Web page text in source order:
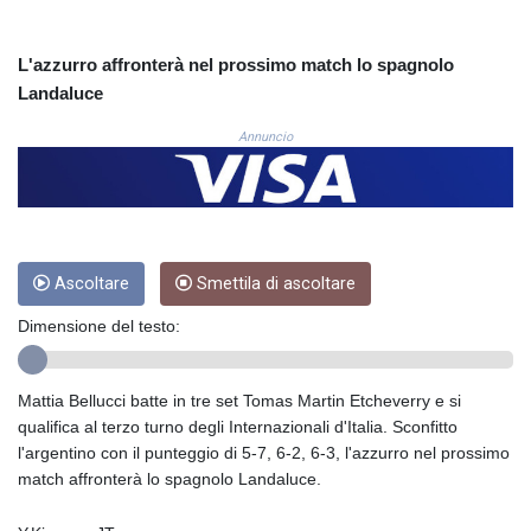
CRC 525.509359
CVE 110.646682
CZK 24.258158
DJF 205.46888
DZD 153.688625
EGP 57.293288
FKP 0.859288
GBP 0.856968
GEL 3.017966
GGP 0.859288
L'azzurro affronterà nel prossimo match lo spagnolo
Landaluce
Annuncio
Ascoltare Smettila di ascoltare
Dimensione del testo:
Mattia Bellucci batte in tre set Tomas Martin Etcheverry e si
qualifica al terzo turno degli Internazionali d'Italia. Sconfitto
l'argentino con il punteggio di 5-7, 6-2, 6-3, l'azzurro nel prossimo
match affronterà lo spagnolo Landaluce.